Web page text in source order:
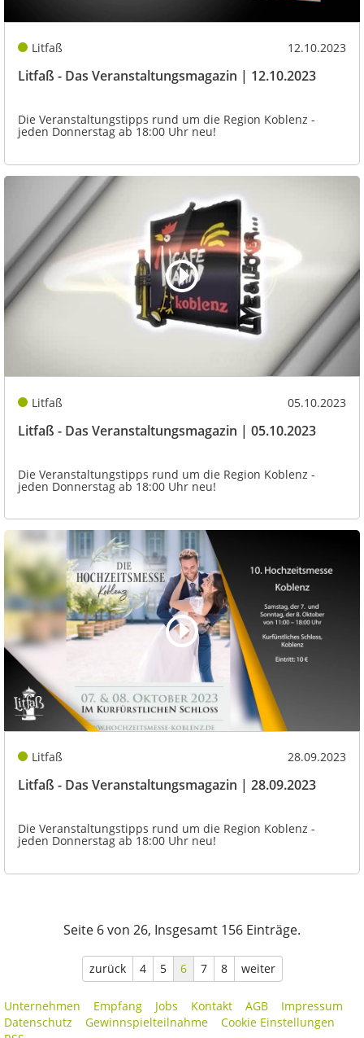
Litfaß 12.10.2023
Litfaß - Das Veranstaltungsmagazin | 12.10.2023
Die Veranstaltungstipps rund um die Region Koblenz -
jeden Donnerstag ab 18:00 Uhr neu!
Litfaß 05.10.2023
Litfaß - Das Veranstaltungsmagazin | 05.10.2023
Die Veranstaltungstipps rund um die Region Koblenz -
jeden Donnerstag ab 18:00 Uhr neu!
Litfaß 28.09.2023
Litfaß - Das Veranstaltungsmagazin | 28.09.2023
Die Veranstaltungstipps rund um die Region Koblenz -
jeden Donnerstag ab 18:00 Uhr neu!
Seite 6 von 26, Insgesamt 156 Einträge.
zurück 4 5 6 7 8 weiter
Unternehmen Empfang Jobs Kontakt AGB
Impressum
Datenschutz
Gewinnspielteilnahme
Cookie Einstellungen